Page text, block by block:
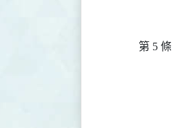
第 5 條